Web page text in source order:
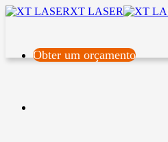
XT LASER
Obter um orçamento